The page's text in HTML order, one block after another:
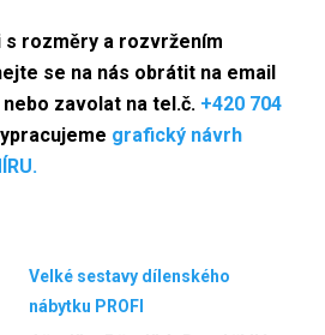
rozměry a rozvržením
se na nás obrátit na email
nebo zavolat na tel.č. +420 704
grafický návrh
Velké sestavy dílenského
nábytku PROFI